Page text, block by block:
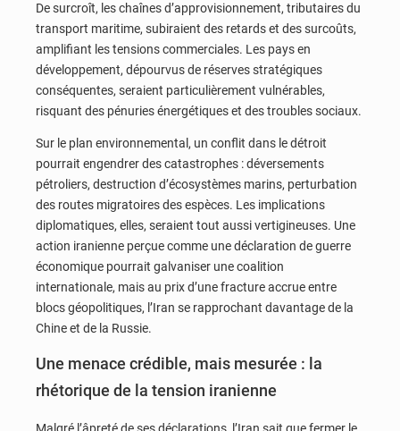
De surcroît, les chaînes d’approvisionnement, tributaires du
transport maritime, subiraient des retards et des surcoûts,
amplifiant les tensions commerciales. Les pays en
développement, dépourvus de réserves stratégiques
conséquentes, seraient particulièrement vulnérables,
risquant des pénuries énergétiques et des troubles sociaux.
Sur le plan environnemental, un conflit dans le détroit
pourrait engendrer des catastrophes : déversements
pétroliers, destruction d’écosystèmes marins, perturbation
des routes migratoires des espèces. Les implications
diplomatiques, elles, seraient tout aussi vertigineuses. Une
action iranienne perçue comme une déclaration de guerre
économique pourrait galvaniser une coalition
internationale, mais au prix d’une fracture accrue entre
blocs géopolitiques, l’Iran se rapprochant davantage de la
Chine et de la Russie.
Une menace crédible, mais mesurée : la
rhétorique de la tension iranienne
Malgré l’âpreté de ses déclarations, l’Iran sait que fermer le